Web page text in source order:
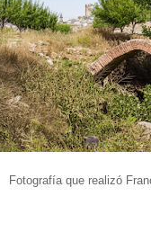
Fotografía que realizó